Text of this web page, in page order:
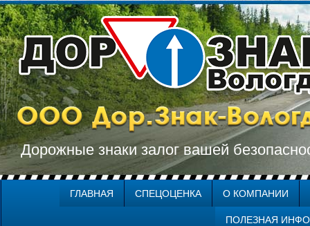
Дорожные знаки залог вашей
ГЛАВНАЯ СПЕЦОЦЕНКА О КОМПАНИИ
ПОЛЕЗНАЯ